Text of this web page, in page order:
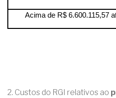
Acima de R$ 6.600.115,57
2. Custos do RGI relativos ao